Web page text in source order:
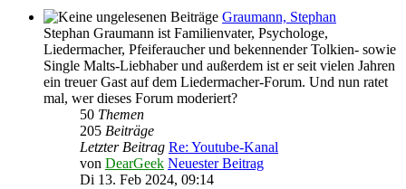
Graumann, Stephan
Stephan Graumann ist Familienvater, Psychologe,
Liedermacher, Pfeiferaucher und bekennender Tolkien- sowie
Single Malts-Liebhaber und außerdem ist er seit vielen Jahren
ein treuer Gast auf dem Liedermacher-Forum. Und nun ratet
mal, wer dieses Forum moderiert?
50 Themen
205 Beiträge
Letzter Beitrag Re: Youtube-Kanal
von DearGeek Neuester Beitrag
Di 13. Feb 2024, 09:14